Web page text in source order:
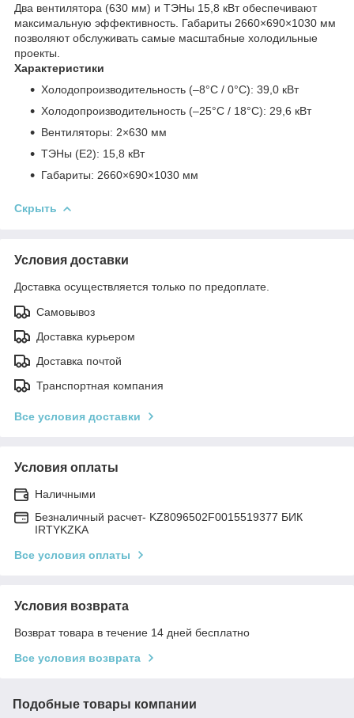
Два вентилятора (630 мм) и ТЭНы 15,8 кВт обеспечивают
максимальную эффективность. Габариты 2660×690×1030 мм
позволяют обслуживать самые масштабные холодильные
проекты.
Характеристики
Холодопроизводительность (–8°C / 0°C): 39,0 кВт
Холодопроизводительность (–25°C / 18°C): 29,6 кВт
Вентиляторы: 2×630 мм
ТЭНы (E2): 15,8 кВт
Габариты: 2660×690×1030 мм
Скрыть
Условия доставки
Доставка осуществляется только по предоплате.
Самовывоз
Доставка курьером
Доставка почтой
Транспортная компания
Все условия доставки
Условия оплаты
Наличными
Безналичный расчет- KZ8096502F0015519377 БИК
IRTYKZKA
Все условия оплаты
Условия возврата
Возврат товара в течение 14 дней бесплатно
Все условия возврата
Подобные товары компании